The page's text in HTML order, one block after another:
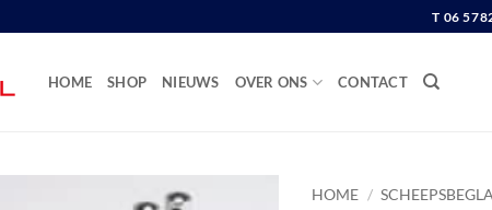
T 06
HOME SHOP NIEUWS OVER ONS CONTACT
HOME /